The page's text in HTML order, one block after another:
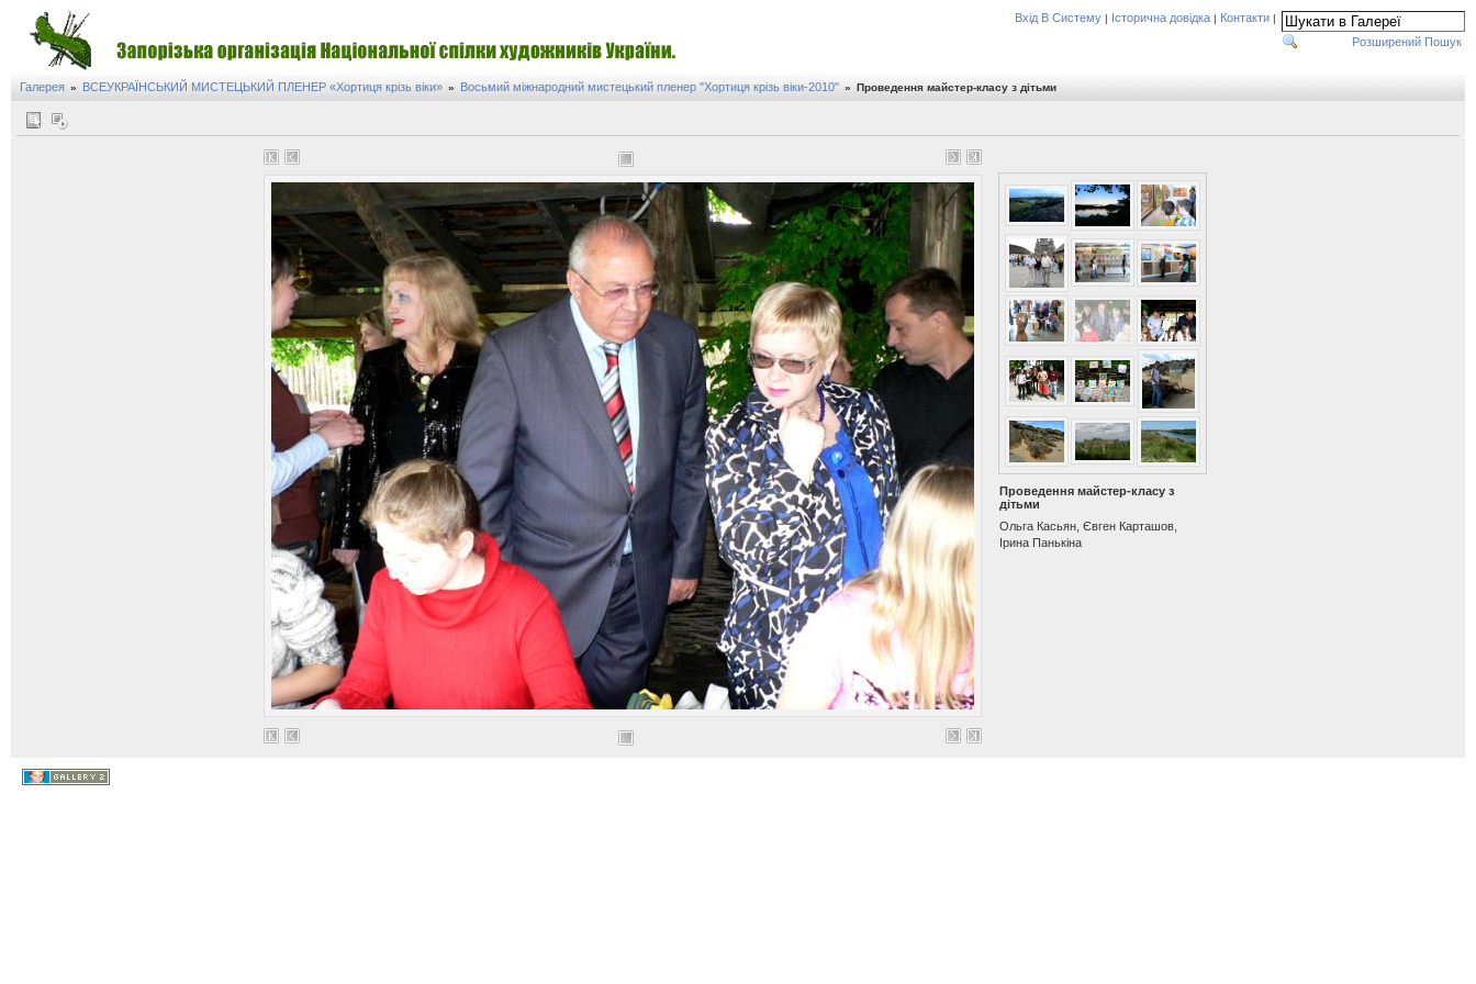
Вхід В Систему | Історична довідка | Контакти |
Розширений Пошук
Галерея » ВСЕУКРАЇНСЬКИЙ МИСТЕЦЬКИЙ ПЛЕНЕР «Хортиця крізь віки» » Восьмий міжнародний мистецький пленер "Хортиця крізь віки-2010" » Проведення майстер-класу з дітьми
Проведення майстер-класу з
дітьми
Ольга Касьян, Євген Карташов,
Ірина Панькіна